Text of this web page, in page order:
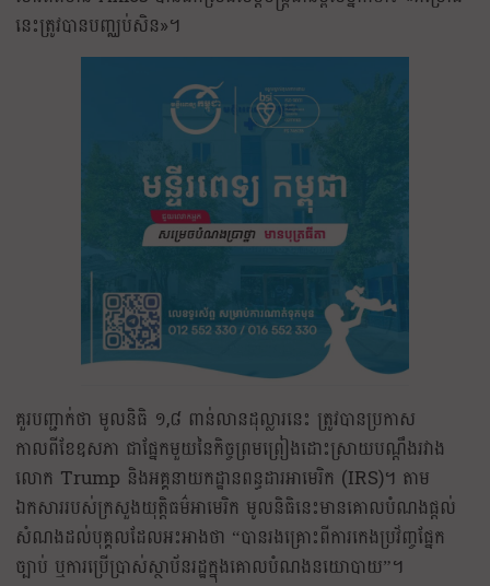
នេះត្រូវបានបញ្ឈប់សិន»។
គួរបញ្ជាក់ថា មូលនិធិ ១,៨ ពាន់លានដុល្លារនេះ ត្រូវបានប្រកាស
កាលពីខែឧសភា ជាផ្នែកមួយនៃកិច្ចព្រមព្រៀងដោះស្រាយបណ្តឹងរវាង
លោក Trump និងអគ្គនាយកដ្ឋានពន្ធដារអាមេរិក (IRS)។ តាម
ឯកសាររបស់ក្រសួងយុត្តិធម៌អាមេរិក មូលនិធិនេះមានគោលបំណងផ្តល់
សំណងដល់បុគ្គលដែលអះអាងថា “បានរងគ្រោះពីការកេងប្រវ័ញ្ចផ្នែក
ច្បាប់ ឬការប្រើប្រាស់ស្ថាប័នរដ្ឋក្នុងគោលបំណងនយោបាយ”។